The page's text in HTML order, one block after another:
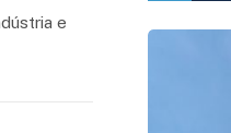
e